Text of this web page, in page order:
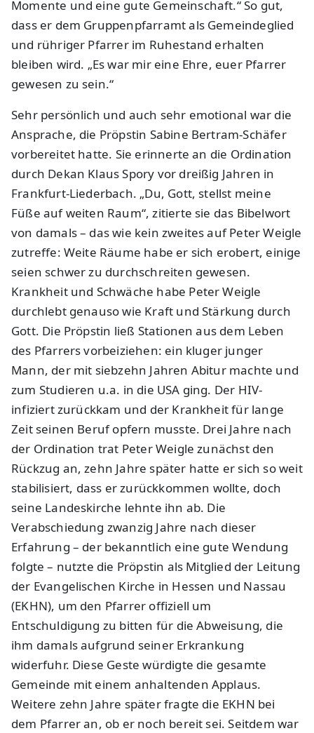
Momente und eine gute Gemeinschaft.“ So gut,
dass er dem Gruppenpfarramt als Gemeindeglied
und rühriger Pfarrer im Ruhestand erhalten
bleiben wird. „Es war mir eine Ehre, euer Pfarrer
gewesen zu sein.“
Sehr persönlich und auch sehr emotional war die
Ansprache, die Pröpstin Sabine Bertram-Schäfer
vorbereitet hatte. Sie erinnerte an die Ordination
durch Dekan Klaus Spory vor dreißig Jahren in
Frankfurt-Liederbach. „Du, Gott, stellst meine
Füße auf weiten Raum“, zitierte sie das Bibelwort
von damals – das wie kein zweites auf Peter Weigle
zutreffe: Weite Räume habe er sich erobert, einige
seien schwer zu durchschreiten gewesen.
Krankheit und Schwäche habe Peter Weigle
durchlebt genauso wie Kraft und Stärkung durch
Gott. Die Pröpstin ließ Stationen aus dem Leben
des Pfarrers vorbeiziehen: ein kluger junger
Mann, der mit siebzehn Jahren Abitur machte und
zum Studieren u.a. in die USA ging. Der HIV-
infiziert zurückkam und der Krankheit für lange
Zeit seinen Beruf opfern musste. Drei Jahre nach
der Ordination trat Peter Weigle zunächst den
Rückzug an, zehn Jahre später hatte er sich so weit
stabilisiert, dass er zurückkommen wollte, doch
seine Landeskirche lehnte ihn ab. Die
Verabschiedung zwanzig Jahre nach dieser
Erfahrung – der bekanntlich eine gute Wendung
folgte – nutzte die Pröpstin als Mitglied der Leitung
der Evangelischen Kirche in Hessen und Nassau
(EKHN), um den Pfarrer offiziell um
Entschuldigung zu bitten für die Abweisung, die
ihm damals aufgrund seiner Erkrankung
widerfuhr. Diese Geste würdigte die gesamte
Gemeinde mit einem anhaltenden Applaus.
Weitere zehn Jahre später fragte die EKHN bei
dem Pfarrer an, ob er noch bereit sei. Seitdem war